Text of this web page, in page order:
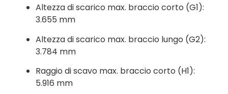
Altezza di scarico max. braccio corto (G1):
3.655 mm
Altezza di scarico max. braccio lungo (G2):
3.784 mm
Raggio di scavo max. braccio corto (H1):
5.916 mm